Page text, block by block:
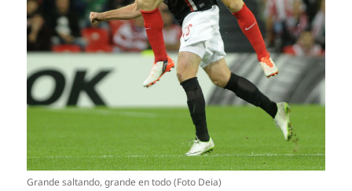
Grande saltando, grande en todo (Foto Deia)